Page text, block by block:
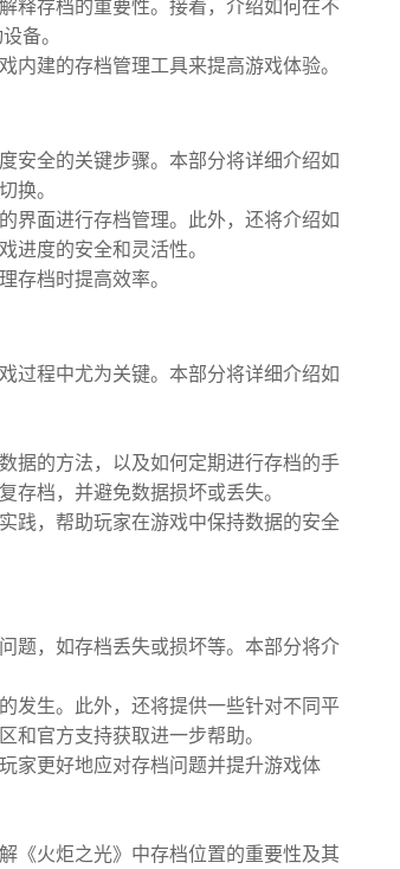
释存档的重要性。接着，介绍如何在不
备。
建的存档管理工具来提高游戏体验。
安全的关键步骤。本部分将详细介绍如
换。
界面进行存档管理。此外，还将介绍如
进度的安全和灵活性。
存档时提高效率。
过程中尤为关键。本部分将详细介绍如
据的方法，以及如何定期进行存档的手
存档，并避免数据损坏或丢失。
践，帮助玩家在游戏中保持数据的安全
题，如存档丢失或损坏等。本部分将介
发生。此外，还将提供一些针对不同平
和官方支持获取进一步帮助。
家更好地应对存档问题并提升游戏体
《火炬之光》中存档位置的重要性及其